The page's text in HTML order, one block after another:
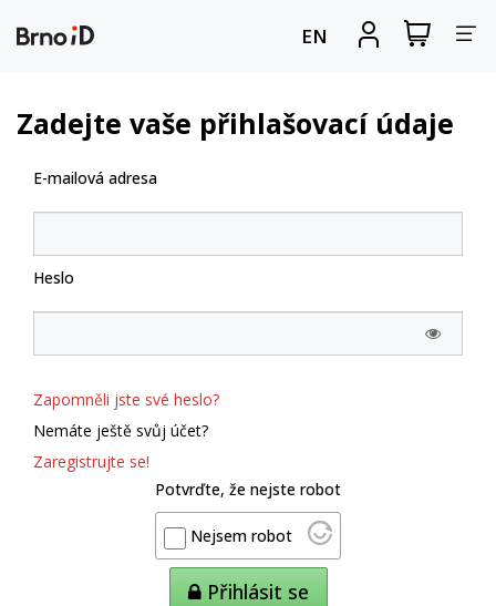
EN
Zobrazit
nákupní
Zadejte vaše přihlašovací údaje
E-mailová adresa
Heslo
Zapomněli jste své heslo?
Nemáte ještě svůj účet?
Zaregistrujte se!
Potvrďte, že nejste robot
Nejsem robot
Přihlásit se